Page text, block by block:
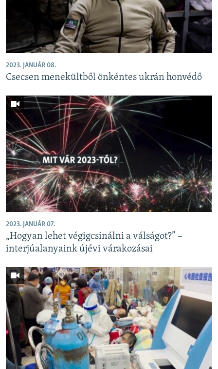
2023. JANUÁR 08.
Csecsen menekültből önkéntes ukrán honvédő
2023. JANUÁR 07.
„Hogyan lehet végigcsinálni a válságot?” –
interjúalanyaink újévi várakozásai